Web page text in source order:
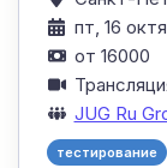
пт, 16
от 16000
JUG Ru
тестирование